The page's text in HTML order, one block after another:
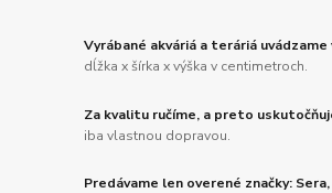
Vyrábané akváriá a teráriá uvádzame
dĺžka x šírka x výška v centimetroch.
Za kvalitu ručíme, a preto
iba vlastnou dopravou.
Predávame len overené značky: